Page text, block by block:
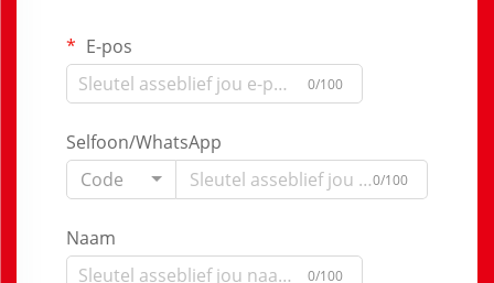
E-pos
0/100
Selfoon/WhatsApp
Code
0/100
Naam
0/100